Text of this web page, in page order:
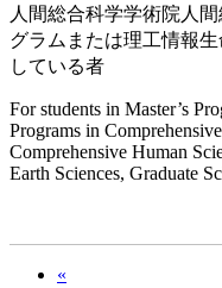
人間総合科学学術院人間
グラムまたは理工情報
している者
For students in Master’s
Programs in
Comprehensive Human
Earth Sciences, Graduate
«